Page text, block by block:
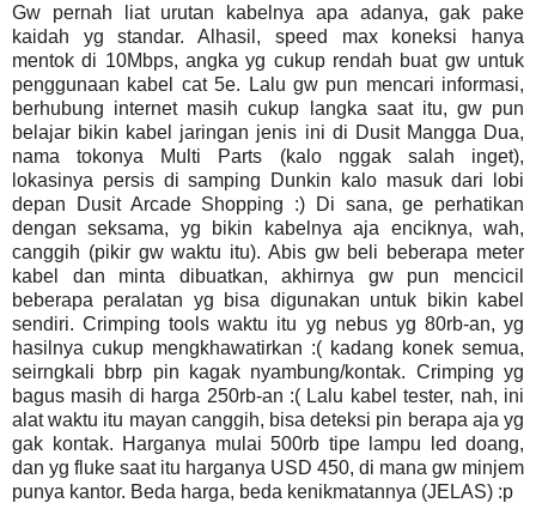
Gw pernah liat urutan kabelnya apa adanya, gak pake
kaidah yg standar. Alhasil, speed max koneksi hanya
mentok di 10Mbps, angka yg cukup rendah buat gw untuk
penggunaan kabel cat 5e. Lalu gw pun mencari informasi,
berhubung internet masih cukup langka saat itu, gw pun
belajar bikin kabel jaringan jenis ini di Dusit Mangga Dua,
nama tokonya Multi Parts (kalo nggak salah inget),
lokasinya persis di samping Dunkin kalo masuk dari lobi
depan Dusit Arcade Shopping :) Di sana, ge perhatikan
dengan seksama, yg bikin kabelnya aja enciknya, wah,
canggih (pikir gw waktu itu). Abis gw beli beberapa meter
kabel dan minta dibuatkan, akhirnya gw pun mencicil
beberapa peralatan yg bisa digunakan untuk bikin kabel
sendiri. Crimping tools waktu itu yg nebus yg 80rb-an, yg
hasilnya cukup mengkhawatirkan :( kadang konek semua,
seirngkali bbrp pin kagak nyambung/kontak. Crimping yg
bagus masih di harga 250rb-an :( Lalu kabel tester, nah, ini
alat waktu itu mayan canggih, bisa deteksi pin berapa aja yg
gak kontak. Harganya mulai 500rb tipe lampu led doang,
dan yg fluke saat itu harganya USD 450, di mana gw minjem
punya kantor. Beda harga, beda kenikmatannya (JELAS) :p